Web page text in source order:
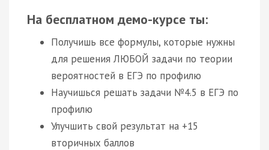
На бесплатном демо-курсе ты:
Получишь все формулы, которые нужны
для решения ЛЮБОЙ задачи по теории
вероятностей в ЕГЭ по профилю
Научишься решать задачи №4.5 в ЕГЭ по
профилю
Улучшить свой результат на +15
вторичных баллов